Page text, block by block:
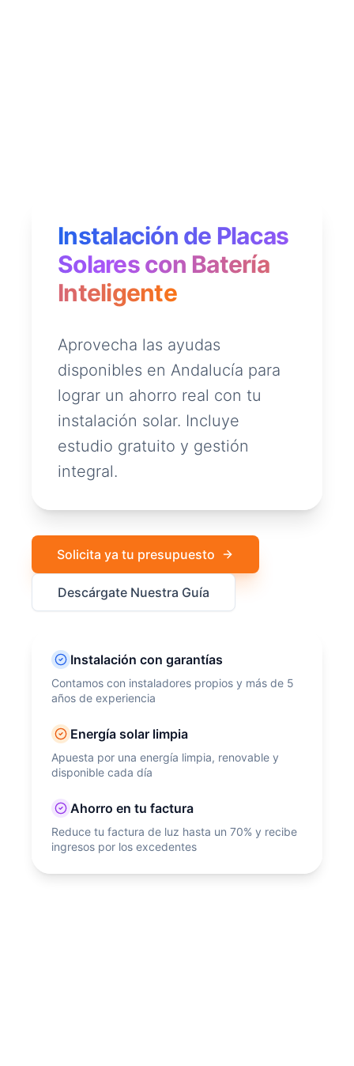
Instalación de Placas
Solares con Batería
Inteligente
Aprovecha las ayudas
disponibles en Andalucía para
lograr un ahorro real con tu
instalación solar. Incluye
estudio gratuito y gestión
integral.
Solicita ya tu presupuesto
Descárgate Nuestra Guía
Instalación con garantías
Contamos con instaladores propios y más de 5
años de experiencia
Energía solar limpia
Apuesta por una energía limpia, renovable y
disponible cada día
Ahorro en tu factura
Reduce tu factura de luz hasta un 70% y recibe
ingresos por los excedentes